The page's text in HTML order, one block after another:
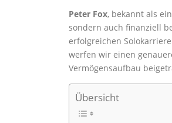
Peter Fox, bekannt als
sondern auch finanziell
erfolgreichen
werfen wir einen
Vermögensaufbau
Übersicht